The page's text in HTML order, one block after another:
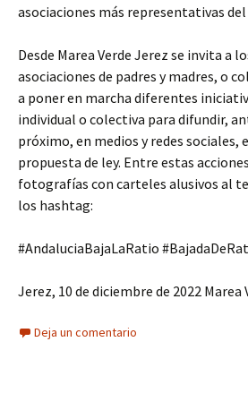
asociaciones más representativas
Desde Marea Verde Jerez se invita a
asociaciones de padres y madres, o
a poner en marcha diferentes
individual o colectiva para difundir,
próximo, en medios y redes sociales,
propuesta de ley. Entre estas
fotografías con carteles alusivos al
los hashtag:
#AndaluciaBajaLaRatio
Jerez, 10 de diciembre de 2022 Marea
Deja un comentario